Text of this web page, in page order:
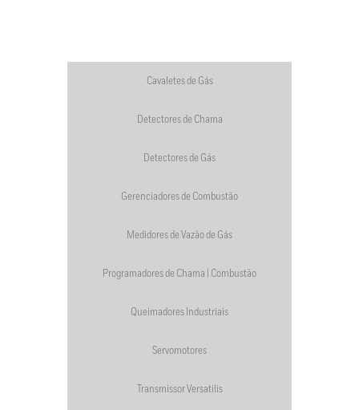
Cavaletes de Gás
Detectores de Chama
Detectores de Gás
Gerenciadores de Combustão
Medidores de Vazão de Gás
Programadores de Chama | Combustão
Queimadores Industriais
Servomotores
Transmissor Versatilis